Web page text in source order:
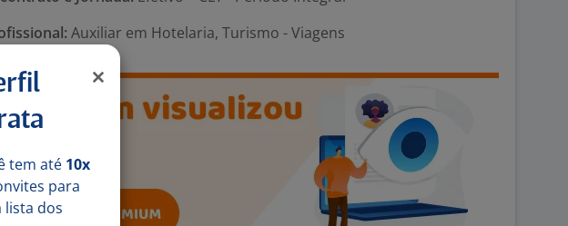
Auxiliar em Hotelaria, Turismo - Viagens
tem até 10x
para
lista dos